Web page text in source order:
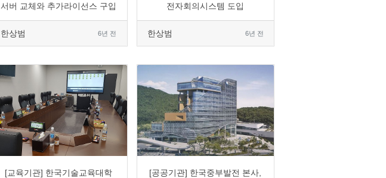
서버 교체와 추가라이선스 구입
한상범 6년 전
전자회의시스템 도입
한상범 6년 전
0 1680 3
[교육기관] 한국기술교육대학
0 1752 1 0
[공공기관] 한국중부발전 본사,